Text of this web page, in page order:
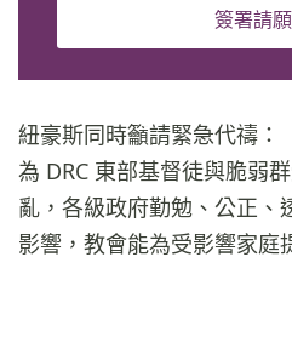
簽署請
紐豪斯同時籲請緊急代禱：
為 DRC 東部基督徒與脆弱
亂，各級政府勤勉、公正、
影響，教會能為受影響家庭